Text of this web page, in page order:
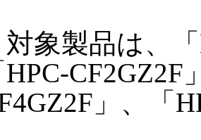
象製品は、「
HPC-CF2GZ2F
」、「